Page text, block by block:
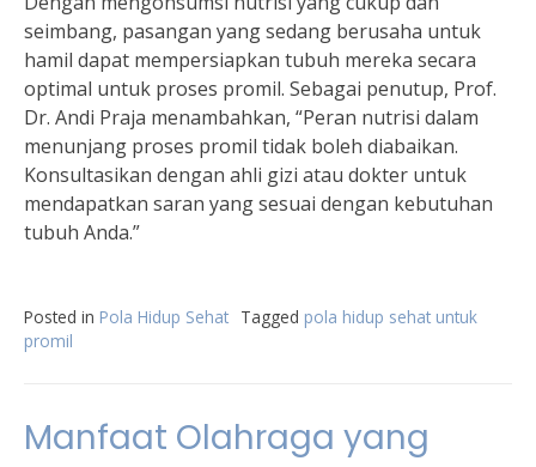
seimbang, pasangan yang sedang berusaha untuk
hamil dapat mempersiapkan tubuh mereka secara
optimal untuk proses promil. Sebagai penutup, Prof.
Dr. Andi Praja menambahkan, “Peran nutrisi dalam
menunjang proses promil tidak boleh diabaikan.
Konsultasikan dengan ahli gizi atau dokter untuk
mendapatkan saran yang sesuai dengan kebutuhan
tubuh Anda.”
Posted in Pola Hidup Sehat Tagged pola hidup sehat untuk
promil
Manfaat Olahraga yang